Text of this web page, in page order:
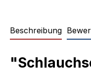
Beschreibung